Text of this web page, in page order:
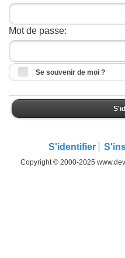
Mot de passe:
Se souvenir de moi ?
S'identifier
Copyright © 2000-2025